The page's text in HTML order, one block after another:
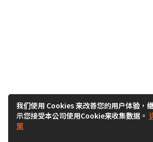
我们使用 Cookies 来改善您的用户体验，
示您接受本公司使用Cookie来收集数据。
策